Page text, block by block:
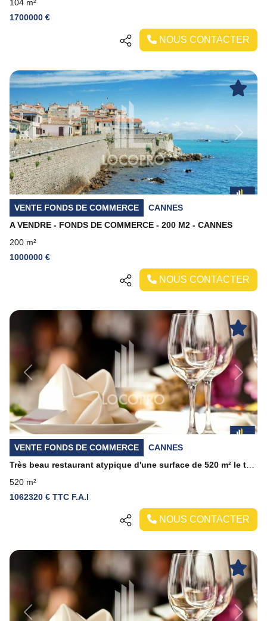
104 m²
1700000 €
NOUS CONTACTER
Previous Next
VENTE FONDS DE COMMERCE
CANNES
A VENDRE - FONDS DE COMMERCE - 200 M2 - CANNES
200 m²
1000000 €
NOUS CONTACTER
Previous Next
VENTE FONDS DE COMMERCE
CANNES
520 m²
1062320 € TTC F.A.I
NOUS CONTACTER
Previous Next